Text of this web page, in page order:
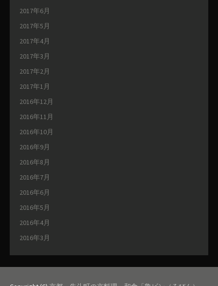
2017年6月
2017年5月
2017年4月
2017年3月
2017年2月
2017年1月
2016年12月
2016年11月
2016年10月
2016年9月
2016年8月
2016年7月
2016年6月
2016年5月
2016年4月
2016年3月